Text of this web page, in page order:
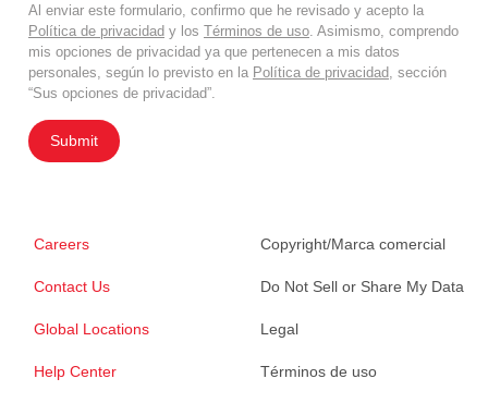
Al enviar este formulario, confirmo que he revisado y acepto la
Política de privacidad y los Términos de uso . Asimismo, comprendo
mis opciones de privacidad ya que pertenecen a mis datos
personales, según lo previsto en la Política de privacidad , sección
“Sus opciones de privacidad”.
Submit
Careers
Contact Us
Global Locations
Help Center
Copyright/Marca comercial
Do Not Sell or Share My Data
Legal
Términos de uso